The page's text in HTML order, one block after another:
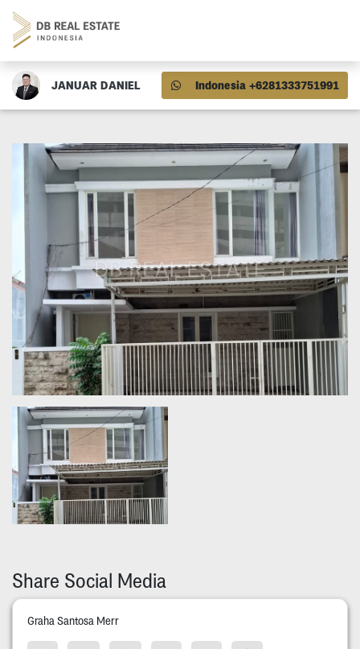
JANUAR DANIEL Indonesia +6281333751991
Share Social Media
Graha Santosa Merr